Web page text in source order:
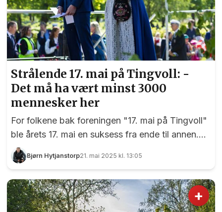
Strålende 17. mai på Tingvoll: -
Det må ha vært minst 3000
mennesker her
For folkene bak foreningen "17. mai på Tingvoll"
ble årets 17. mai en suksess fra ende til annen.
Strålende vær, rekordmange feststemte
eidsvollinger og et rikt og variert program på og
toget på vei til Tingvoll - med Eidsvoll
janitsjarkorps i front etterfulgt av Aas Skoles
Bjørn Hytjanstorp21. mai 2025 kl. 13:05
+